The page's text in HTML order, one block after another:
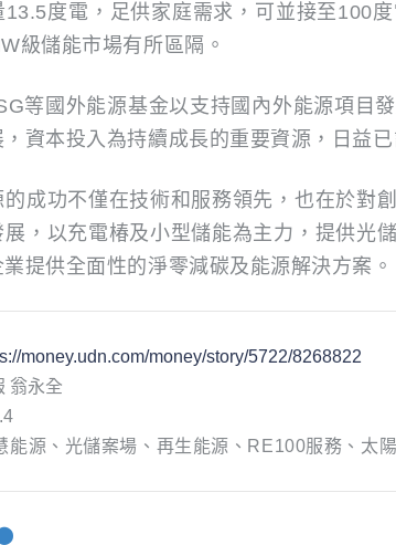
13.5度電，足供家庭需求，可並接至100
級儲能市場有所區隔。
等國外能源基金以支持國內外能源項目
資本投入為持續成長的重要資源，日益
的成功不僅在技術和服務領先，也在於對
展，以充電椿及小型儲能為主力，提供光
提供全面性的淨零減碳及能源解決方案。
money.udn.com/money/story/5722/8268822
翁永全
能源、光儲案場、再生能源、RE100服務、太